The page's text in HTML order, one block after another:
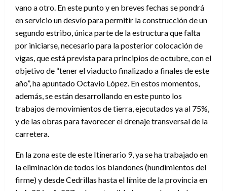
vano a otro. En este punto y en breves fechas se pondrá
en servicio un desvío para permitir la construcción de un
segundo estribo, única parte de la estructura que falta
por iniciarse, necesario para la posterior colocación de
vigas, que está prevista para principios de octubre, con el
objetivo de “tener el viaducto finalizado a finales de este
año”, ha apuntado Octavio López. En estos momentos,
además, se están desarrollando en este punto los
trabajos de movimientos de tierra, ejecutados ya al 75%,
y de las obras para favorecer el drenaje transversal de la
carretera.
En la zona este de este Itinerario 9, ya se ha trabajado en
la eliminación de todos los blandones (hundimientos del
firme) y desde Cedrillas hasta el límite de la provincia en